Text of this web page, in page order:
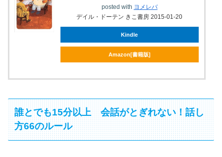
posted with ヨメレバ
デイル・ドーテン きこ書房 2015-01-20
Kindle
Amazon[書籍版]
誰とでも15分以上 会話がとぎれない！話し
方66のルール